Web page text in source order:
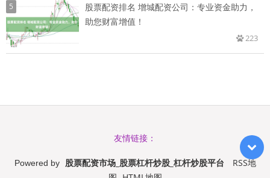
5
股票配资排名 增城配资公司：专业资金助力，
助您财富增值！
223
友情链接：
Powered by 股票配资市场_股票杠杆炒股_杠杆炒股平台
RSS地